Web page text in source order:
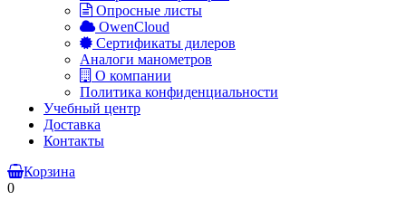
Опросные листы
OwenCloud
Сертификаты дилеров
Аналоги манометров
О компании
Политика конфиденциальности
Учебный центр
Доставка
Контакты
Корзина
0